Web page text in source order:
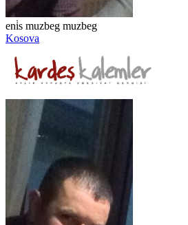
eni̇s muzbeg muzbeg
Kosova